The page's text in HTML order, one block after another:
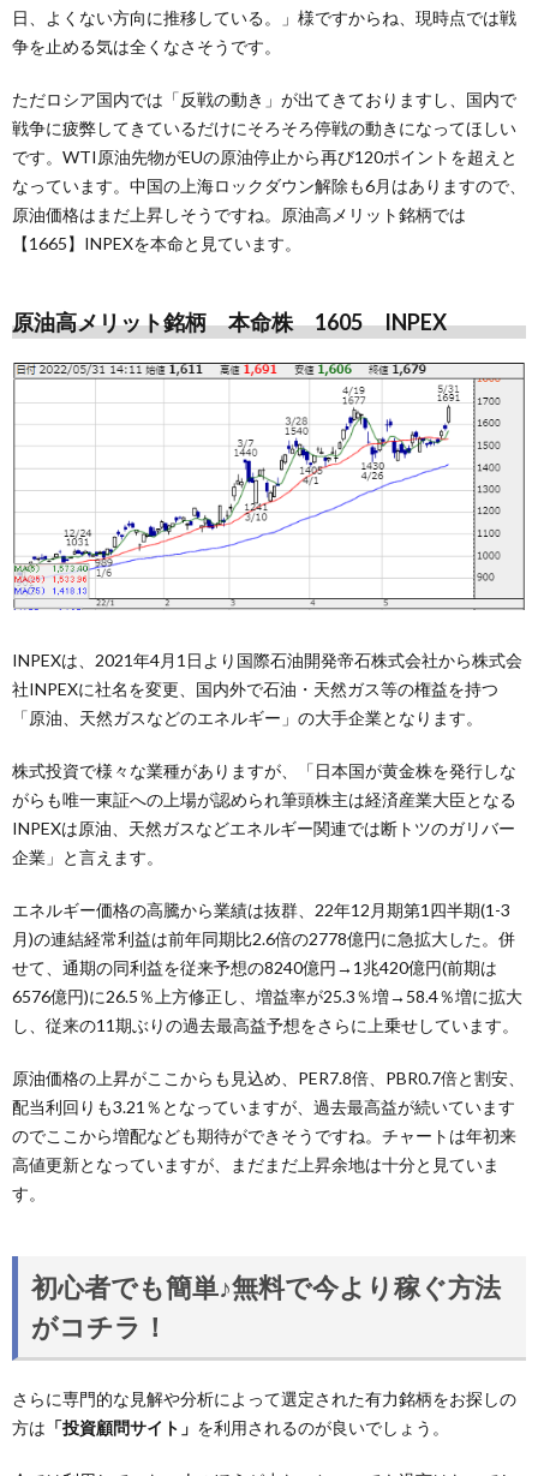
日、よくない方向に推移している。」様ですからね、現時点では戦
争を止める気は全くなさそうです。
ただロシア国内では「反戦の動き」が出てきておりますし、国内で
戦争に疲弊してきているだけにそろそろ停戦の動きになってほしい
です。WTI原油先物がEUの原油停止から再び120ポイントを超えと
なっています。中国の上海ロックダウン解除も6月はありますので、
原油価格はまだ上昇しそうですね。原油高メリット銘柄では
【1665】INPEXを本命と見ています。
原油高メリット銘柄 本命株 1605 INPEX
INPEXは、2021年4月1日より国際石油開発帝石株式会社から株式会
社INPEXに社名を変更、国内外で石油・天然ガス等の権益を持つ
「原油、天然ガスなどのエネルギー」の大手企業となります。
株式投資で様々な業種がありますが、「日本国が黄金株を発行しな
がらも唯一東証への上場が認められ筆頭株主は経済産業大臣となる
INPEXは原油、天然ガスなどエネルギー関連では断トツのガリバー
企業」と言えます。
エネルギー価格の高騰から業績は抜群、22年12月期第1四半期(1-3
月)の連結経常利益は前年同期比2.6倍の2778億円に急拡大した。併
せて、通期の同利益を従来予想の8240億円→1兆420億円(前期は
6576億円)に26.5％上方修正し、増益率が25.3％増→58.4％増に拡大
し、従来の11期ぶりの過去最高益予想をさらに上乗せしています。
原油価格の上昇がここからも見込め、PER7.8倍、PBR0.7倍と割安、
配当利回りも3.21％となっていますが、過去最高益が続いています
のでここから増配なども期待ができそうですね。チャートは年初来
高値更新となっていますが、まだまだ上昇余地は十分と見ていま
す。
初心者でも簡単♪無料で今より稼ぐ方法
がコチラ！
さらに専門的な見解や分析によって選定された有力銘柄をお探しの
方は 「投資顧問サイト」 を利用されるのが良いでしょう。